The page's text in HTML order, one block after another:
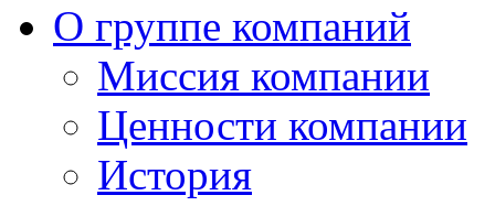
О группе компаний
Миссия компании
Ценности компании
История